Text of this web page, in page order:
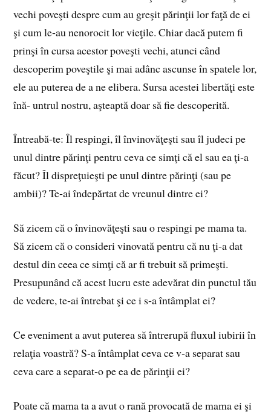
vechi poveşti despre cum au greşit părinţii lor faţă de ei
şi cum le‑au nenorocit lor vieţile. Chiar dacă putem fi
prinşi în cursa acestor poveşti vechi, atunci când
descoperim poveştile şi mai adânc ascunse în spatele lor,
ele au puterea de a ne elibera. Sursa acestei libertăţi este
înă‑ untrul nostru, aşteaptă doar să fie descoperită.
Întreabă‑te: Îl respingi, îl învinovăţeşti sau îl judeci pe
unul dintre părinţi pentru ceva ce simţi că el sau ea ţi‑a
făcut? Îl dispreţuieşti pe unul dintre părinţi (sau pe
ambii)? Te‑ai îndepărtat de vreunul dintre ei?
Să zicem că o învinovăţeşti sau o respingi pe mama ta.
Să zicem că o consideri vinovată pentru că nu ţi‑a dat
destul din ceea ce simţi că ar fi trebuit să primeşti.
Presupunând că acest lucru este adevărat din punctul tău
de vedere, te‑ai întrebat şi ce i s‑a întâmplat ei?
Ce eveniment a avut puterea să întrerupă fluxul iubirii în
relaţia voastră? S‑a întâmplat ceva ce v‑a separat sau
ceva care a separat‑o pe ea de părinţii ei?
Poate că mama ta a avut o rană provocată de mama ei şi